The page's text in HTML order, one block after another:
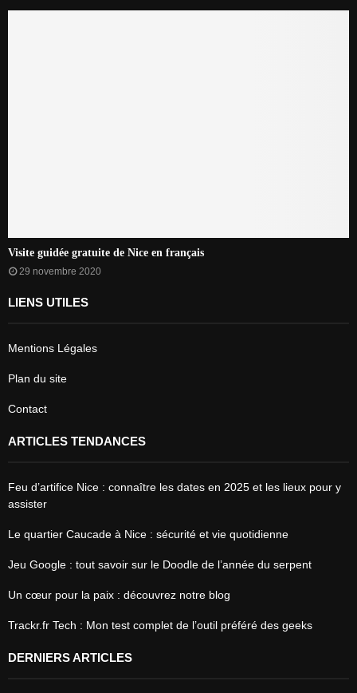
Visite guidée gratuite de Nice en français
29 novembre 2020
LIENS UTILES
Mentions Légales
Plan du site
Contact
ARTICLES TENDANCES
Feu d’artifice Nice : connaître les dates en 2025 et les lieux pour y
assister
Le quartier Caucade à Nice : sécurité et vie quotidienne
Jeu Google : tout savoir sur le Doodle de l’année du serpent
Un cœur pour la paix : découvrez notre blog
Trackr.fr Tech : Mon test complet de l’outil préféré des geeks
DERNIERS ARTICLES